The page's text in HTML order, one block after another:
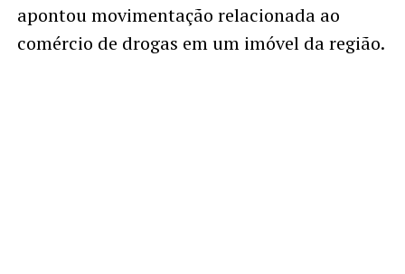
apontou movimentação relacionada ao
comércio de drogas em um imóvel da região.